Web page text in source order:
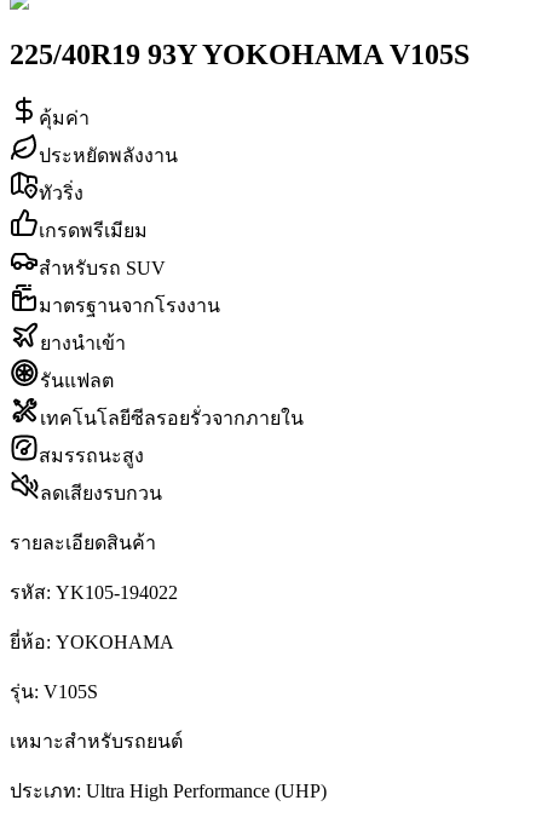
225/40R19 93Y YOKOHAMA V105S
คุ้มค่า
ประหยัดพลังงาน
ทัวริ่ง
เกรดพรีเมียม
สำหรับรถ SUV
มาตรฐานจากโรงงาน
ยางนำเข้า
รันแฟลต
เทคโนโลยีซีลรอยรั่วจากภายใน
สมรรถนะสูง
ลดเสียงรบกวน
รายละเอียดสินค้า
รหัส: YK105-194022
ยี่ห้อ: YOKOHAMA
รุ่น: V105S
เหมาะสำหรับรถยนต์
ประเภท: Ultra High Performance (UHP)